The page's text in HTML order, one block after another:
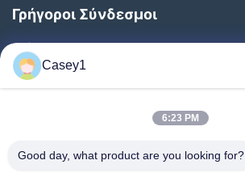
Γρήγοροι Σύνδεσμοι
Σπίτι
Προϊόντα
Έλεγχος Ποιότητας
Casey1
6:23 PM
Good day, what product are you looking for?